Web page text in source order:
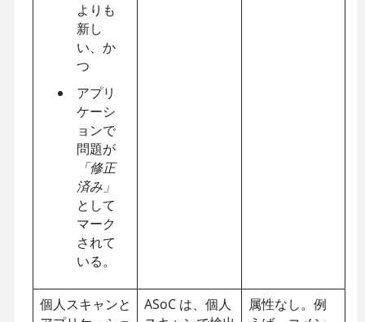
よりも
新し
い、か
つ
アプリ
ケーシ
ョンで
問題が
「修正
済み」
として
マーク
されて
いる。
個人スキャンと
ASoCは、個人
属性なし。例